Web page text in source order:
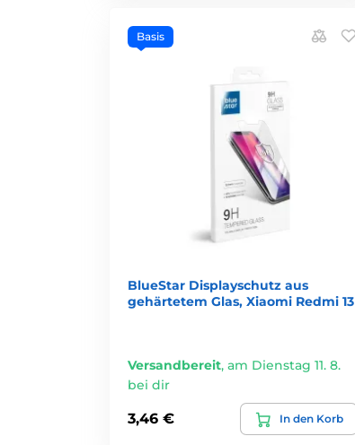
Basis
BlueStar Displayschutz aus
gehärtetem Glas, Xiaomi Redmi 13
Versandbereit, am Dienstag 11. 8.
bei dir
3,46 € In den Korb